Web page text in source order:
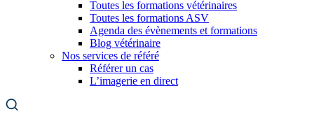
Toutes les formations vétérinaires
Toutes les formations ASV
Agenda des évènements et formations
Blog vétérinaire
Nos services de référé
Référer un cas
L’imagerie en direct